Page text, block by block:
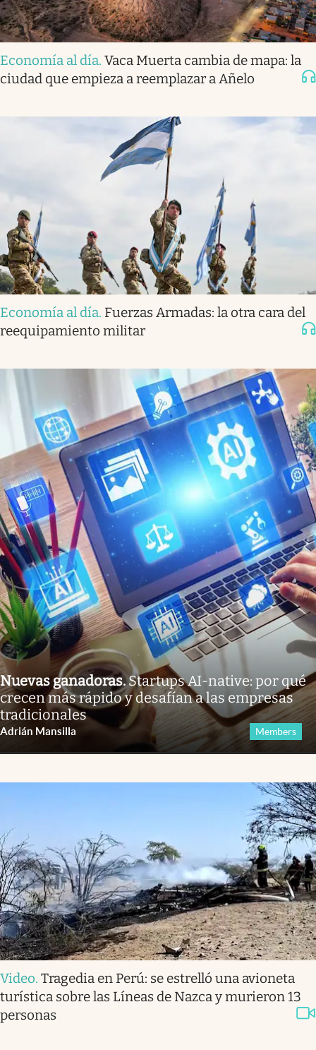
Economía al día. Vaca Muerta cambia de mapa: la
ciudad que empieza a reemplazar a Añelo
Economía al día. Fuerzas Armadas: la otra cara del
reequipamiento militar
Nuevas ganadoras.Startups AI-native: por qué
crecen más rápido y desafían a las empresas
tradicionales
Adrián Mansilla Members
Video. Tragedia en Perú: se estrelló una avioneta
turística sobre las Líneas de Nazca y murieron 13
personas